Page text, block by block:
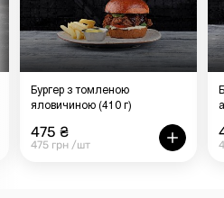
Бургер з томленою
яловичиною (410 г)
475 ₴
475 грн /шт